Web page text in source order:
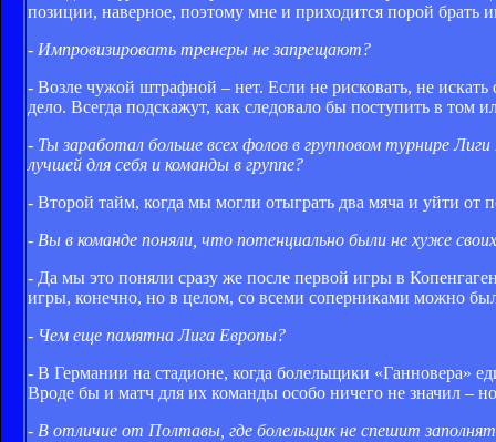
позиции, наверное, поэтому мне и приходится порой брать
- Импровизировать тренеры не запрещают?
- Возле чужой штрафной – нет. Если не рисковать, не
дело. Всегда подскажут, как следовало бы поступить в том
- Ты заработал больше всех фолов в групповом турнире
лучшей для себя и команды в группе?
- Второй тайм, когда мы могли отыграть два мяча и уйти
- Вы в команде поняли, что потенциально были не хуже
- Да мы это поняли сразу же после первой игры в
игры, конечно, но в целом, со всеми соперниками можно
- Чем еще памятна Лига Европы?
- В Германии на стадионе, когда болельщики «Ганновера»
Вроде бы и матч для их команды особо ничего не значил –
- В отличие от Полтавы, где болельщик не спешит